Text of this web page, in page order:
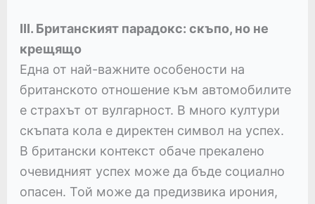
III. Британският парадокс: скъпо, но не
крещящо
Една от най-важните особености на
британското отношение към автомобилите
е страхът от вулгарност. В много култури
скъпата кола е директен символ на успех.
В британски контекст обаче прекалено
очевидният успех може да бъде социално
опасен. Той може да предизвика ирония,